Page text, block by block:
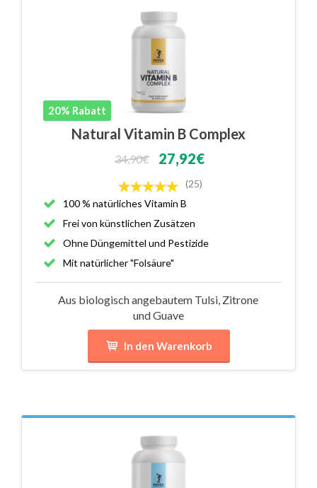
20% Rabatt
Natural Vitamin B Complex
34,90€ 27,92€
(25)
100 % natürliches Vitamin B
Frei von künstlichen Zusätzen
Ohne Düngemittel und Pestizide
Mit natürlicher "Folsäure"
Aus biologisch angebautem Tulsi, Zitrone
und Guave
In den Warenkorb